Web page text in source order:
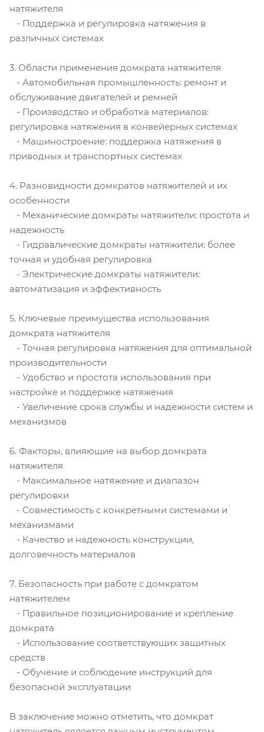
натяжителя
- Поддержка и регулировка натяжения в
различных системах
3. Области применения домкрата натяжителя
- Автомобильная промышленность: ремонт и
обслуживание двигателей и ремней
- Производство и обработка материалов:
регулировка натяжения в конвейерных системах
- Машиностроение: поддержка натяжения в
приводных и транспортных системах
4. Разновидности домкратов натяжителей и их
особенности
- Механические домкраты натяжители: простота и
надежность
- Гидравлические домкраты натяжители: более
точная и удобная регулировка
- Электрические домкраты натяжители:
автоматизация и эффективность
5. Ключевые преимущества использования
домкрата натяжителя
- Точная регулировка натяжения для оптимальной
производительности
- Удобство и простота использования при
настройке и поддержке натяжения
- Увеличение срока службы и надежности систем и
механизмов
6. Факторы, влияющие на выбор домкрата
натяжителя
- Максимальное натяжение и диапазон
регулировки
- Совместимость с конкретными системами и
механизмами
- Качество и надежность конструкции,
долговечность материалов
7. Безопасность при работе с домкратом
натяжителем
- Правильное позиционирование и крепление
домкрата
- Использование соответствующих защитных
средств
- Обучение и соблюдение инструкций для
безопасной эксплуатации
В заключение можно отметить, что домкрат